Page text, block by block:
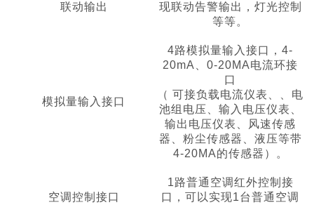
联动输出
现联动告警输出，灯光控制
等等。
模拟量输入接口
4路模拟量输入接口，4-
20mA、0-20MA电流环接
口
（ 可接负载电流仪表、、电
池组电压、输入电压仪表、
输出电压仪表、风速传感
器、粉尘传感器、液压等带
4-20MA的传感器）。
空调控制接口
1路普通空调红外控制接
口，可以实现1台普通空调